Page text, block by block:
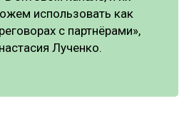
использовать как
с партнёрами»,
Лученко.